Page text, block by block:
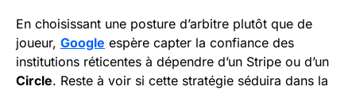
En choisissant une posture d’arbitre plutôt que de
joueur, Google espère capter la confiance des
institutions réticentes à dépendre d’un Stripe ou d’un
Circle. Reste à voir si cette stratégie séduira dans la